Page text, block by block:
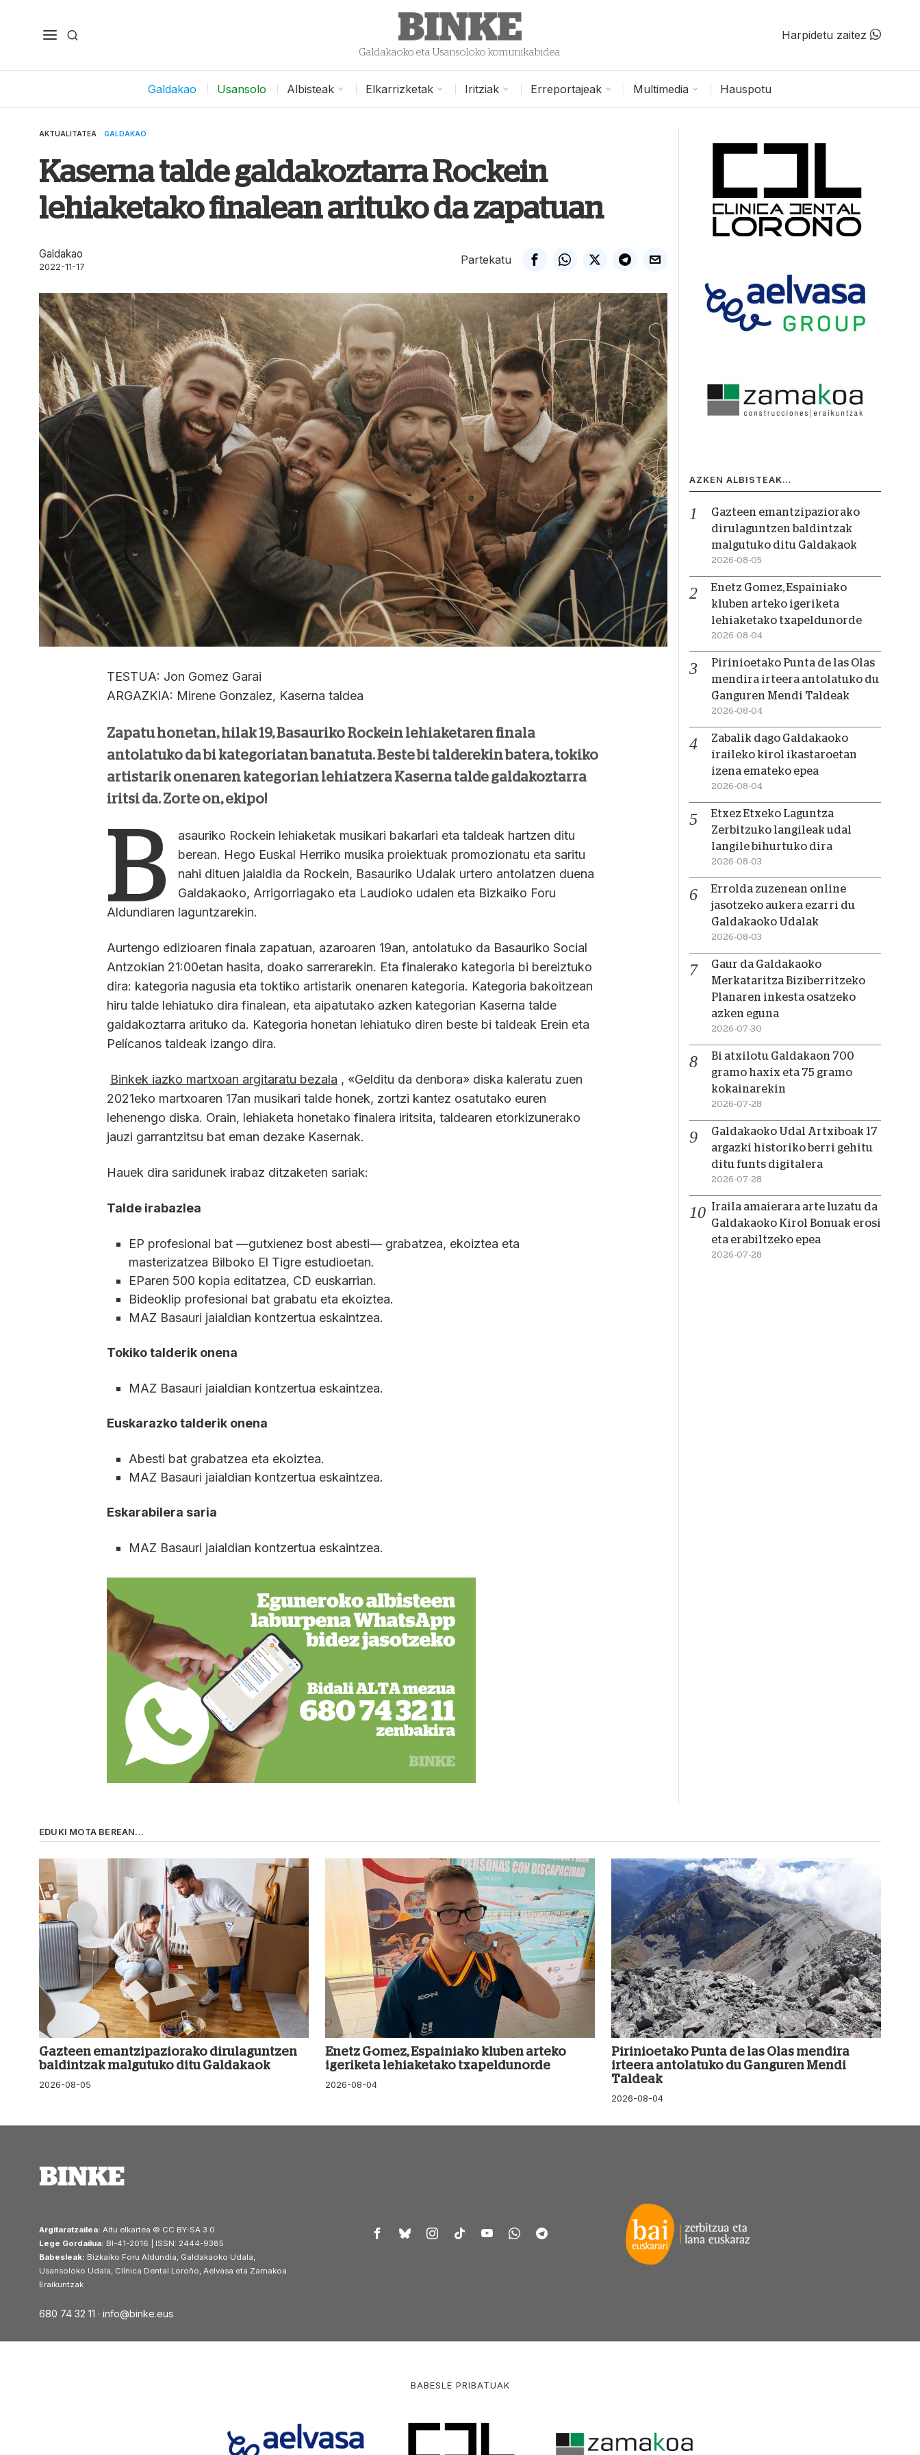
Galdakaoko eta Usansoloko komunikabidea
Harpidetu zaitez
Galdakao Usansolo Albisteak Elkarrizketak Iritziak Erreportajeak Multimedia Hauspotu
AKTUALITATEA · GALDAKAO
Kaserna talde galdakoztarra Rockein
lehiaketako finalean arituko da zapatuan
Galdakao
2022-11-17
Partekatu
TESTUA: Jon Gomez Garai
ARGAZKIA: Mirene Gonzalez, Kaserna taldea
Zapatu honetan, hilak 19, Basauriko Rockein lehiaketaren finala
antolatuko da bi kategoriatan banatuta. Beste bi talderekin batera, tokiko
artistarik onenaren kategorian lehiatzera Kaserna talde galdakoztarra
iritsi da. Zorte on, ekipo!
B
asauriko Rockein lehiaketak musikari bakarlari eta taldeak hartzen ditu
berean. Hego Euskal Herriko musika proiektuak promozionatu eta saritu
nahi dituen jaialdia da Rockein, Basauriko Udalak urtero antolatzen duena
Galdakaoko, Arrigorriagako eta Laudioko udalen eta Bizkaiko Foru
Aldundiaren laguntzarekin.
Aurtengo edizioaren finala zapatuan, azaroaren 19an, antolatuko da Basauriko Social
Antzokian 21:00etan hasita, doako sarrerarekin. Eta finalerako kategoria bi bereiztuko
dira: kategoria nagusia eta toktiko artistarik onenaren kategoria. Kategoria bakoitzean
hiru talde lehiatuko dira finalean, eta aipatutako azken kategorian Kaserna talde
galdakoztarra arituko da. Kategoria honetan lehiatuko diren beste bi taldeak Erein eta
Pelícanos taldeak izango dira.
Binkek iazko martxoan argitaratu bezala , «Gelditu da denbora» diska kaleratu zuen
2021eko martxoaren 17an musikari talde honek, zortzi kantez osatutako euren
lehenengo diska. Orain, lehiaketa honetako finalera iritsita, taldearen etorkizunerako
jauzi garrantzitsu bat eman dezake Kasernak.
Hauek dira saridunek irabaz ditzaketen sariak:
Talde irabazlea
EP profesional bat —gutxienez bost abesti— grabatzea, ekoiztea eta
masterizatzea Bilboko El Tigre estudioetan.
EParen 500 kopia editatzea, CD euskarrian.
Bideoklip profesional bat grabatu eta ekoiztea.
MAZ Basauri jaialdian kontzertua eskaintzea.
Tokiko talderik onena
MAZ Basauri jaialdian kontzertua eskaintzea.
Euskarazko talderik onena
Abesti bat grabatzea eta ekoiztea.
MAZ Basauri jaialdian kontzertua eskaintzea.
Eskarabilera saria
MAZ Basauri jaialdian kontzertua eskaintzea.
AZKEN ALBISTEAK…
Gazteen emantzipaziorako
dirulaguntzen baldintzak
malgutuko ditu Galdakaok
2026-08-05
Enetz Gomez, Espainiako
kluben arteko igeriketa
lehiaketako txapeldunorde
2026-08-04
Pirinioetako Punta de las Olas
mendira irteera antolatuko du
Ganguren Mendi Taldeak
2026-08-04
Zabalik dago Galdakaoko
iraileko kirol ikastaroetan
izena emateko epea
2026-08-04
Etxez Etxeko Laguntza
Zerbitzuko langileak udal
langile bihurtuko dira
2026-08-03
Errolda zuzenean online
jasotzeko aukera ezarri du
Galdakaoko Udalak
2026-08-03
Gaur da Galdakaoko
Merkataritza Biziberritzeko
Planaren inkesta osatzeko
azken eguna
2026-07-30
Bi atxilotu Galdakaon 700
gramo haxix eta 75 gramo
kokainarekin
2026-07-28
Galdakaoko Udal Artxiboak 17
argazki historiko berri gehitu
ditu funts digitalera
2026-07-28
Iraila amaierara arte luzatu da
Galdakaoko Kirol Bonuak erosi
eta erabiltzeko epea
2026-07-28
EDUKI MOTA BEREAN...
Gazteen emantzipaziorako dirulaguntzen
baldintzak malgutuko ditu Galdakaok
2026-08-05
Enetz Gomez, Espainiako kluben arteko
igeriketa lehiaketako txapeldunorde
2026-08-04
Pirinioetako Punta de las Olas mendira
irteera antolatuko du Ganguren Mendi
Taldeak
2026-08-04
Argitaratzailea: Aitu elkartea © CC BY-SA 3.0
Lege Gordailua: BI-41-2016 | ISSN: 2444-9385
Babesleak: Bizkaiko Foru Aldundia, Galdakaoko Udala,
Usansoloko Udala, Clínica Dental Loroño, Aelvasa eta Zamakoa
Eraikuntzak
680 74 32 11 · info@binke.eus
BABESLE PRIBATUAK